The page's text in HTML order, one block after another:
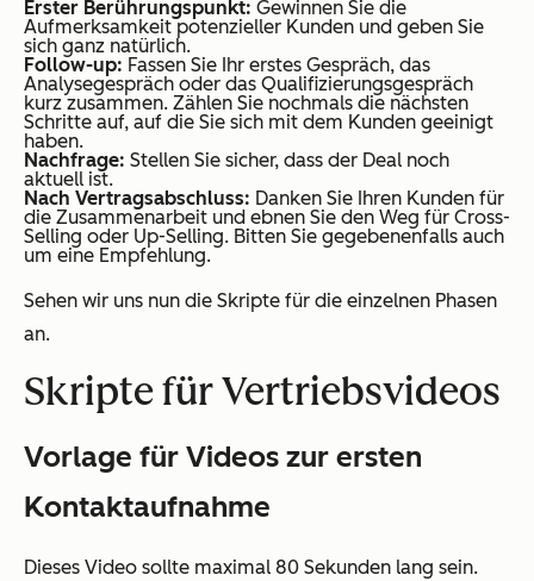
Erster Berührungspunkt: Gewinnen Sie die
Aufmerksamkeit potenzieller Kunden und geben Sie
sich ganz natürlich.
Follow-up: Fassen Sie Ihr erstes Gespräch, das
Analysegespräch oder das Qualifizierungsgespräch
kurz zusammen. Zählen Sie nochmals die nächsten
Schritte auf, auf die Sie sich mit dem Kunden geeinigt
haben.
Nachfrage: Stellen Sie sicher, dass der Deal noch
aktuell ist.
Nach Vertragsabschluss: Danken Sie Ihren Kunden für
die Zusammenarbeit und ebnen Sie den Weg für Cross-
Selling oder Up-Selling. Bitten Sie gegebenenfalls auch
um eine Empfehlung.
Sehen wir uns nun die Skripte für die einzelnen Phasen
an.
Skripte für Vertriebsvideos
Vorlage für Videos zur ersten
Kontaktaufnahme
Dieses Video sollte maximal 80 Sekunden lang sein.